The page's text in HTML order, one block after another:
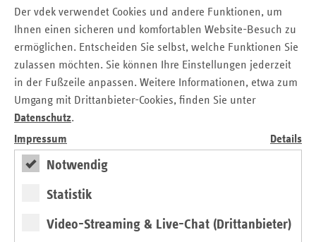
Der vdek verwendet Cookies und andere Funktionen, um
Ihnen einen sicheren und komfortablen Website-Besuch zu
ermöglichen. Entscheiden Sie selbst, welche Funktionen Sie
zulassen möchten. Sie können Ihre Einstellungen jederzeit
in der Fußzeile anpassen. Weitere Informationen, etwa zum
Umgang mit Drittanbieter-Cookies, finden Sie unter
Datenschutz.
Impressum
Details
Notwendig
Statistik
Video-Streaming & Live-Chat (Drittanbieter)
stellen. Dies stellt meines Erachtens keine „Liberalisierung
des gesetzlichen Krankenversicherungsmarktes“ dar,
sondern dient der langfristigen Auflösung des etablierten
Solidarsystems in Deutschland.
Gesetzliche Krankenkassen versorgen ihre Versicherten
unter den wirtschaftlichen Rahmenbedingungen des
Gesundheitsfonds und ohne eigene Erwerbsinteressen mit
Krankenbehandlung. In dem Zusammenhang ist für
Regelungen, die die GKV in die Nähe privatwirtschaftlicher
Krankenkassen sind keine Privatunternehmen. Das hat der
Europäische Gerichtshof wiederholt entschieden.